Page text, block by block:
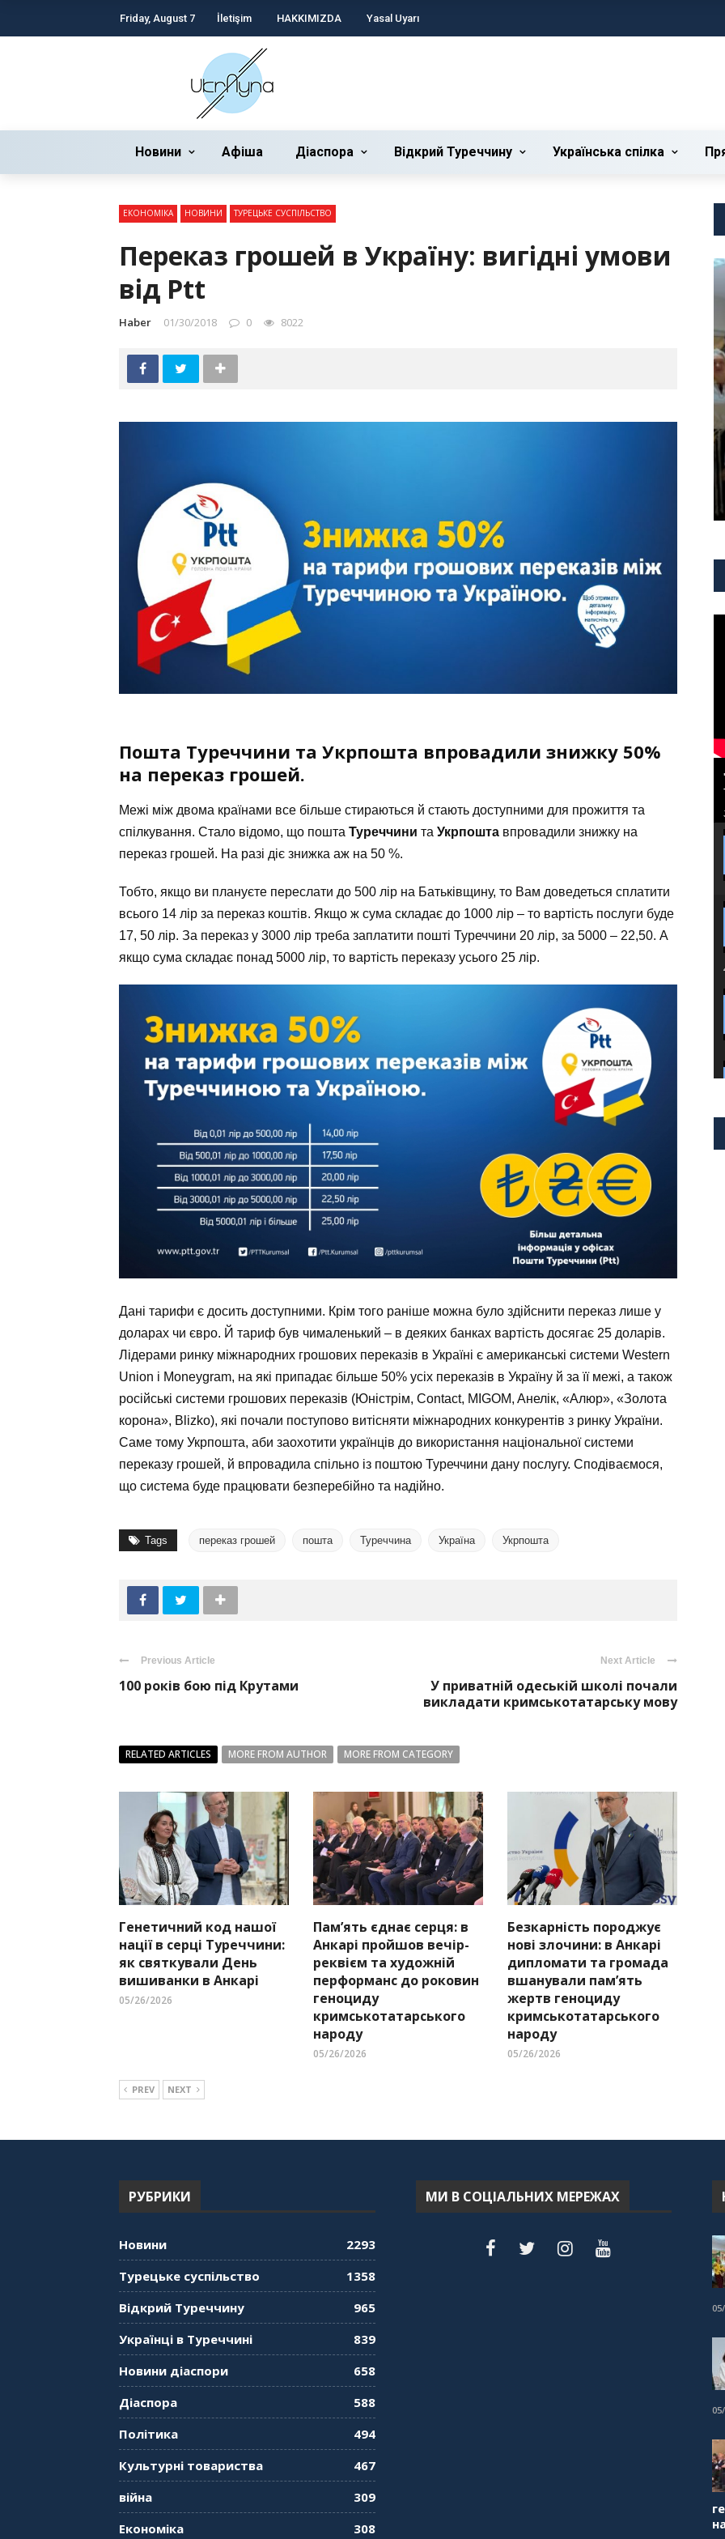
Friday, August 7 İletişim HAKKIMIZDA Yasal Uyarı
Новини Афіша Діаспора Відкрий Туреччину Українська cпілка
ЕКОНОМІКА НОВИНИ ТУРЕЦЬКЕ СУСПІЛЬСТВО
Переказ грошей в Україну: вигідні умови
від Ptt
Haber 01/30/2018 0 8022
Пошта Туреччини та Укрпошта впровадили знижку 50%
на переказ грошей.
Межі між двома країнами все більше стираються й стають доступними для прожиття та
спілкування. Стало відомо, що пошта Туреччини та Укрпошта впровадили знижку на
переказ грошей. На разі діє знижка аж на 50 %.
Тобто, якщо ви плануєте переслати до 500 лір на Батьківщину, то Вам доведеться сплатити
всього 14 лір за переказ коштів. Якщо ж сума складає до 1000 лір – то вартість послуги буде
17, 50 лір. За переказ у 3000 лір треба заплатити пошті Туреччини 20 лір, за 5000 – 22,50. А
якщо сума складає понад 5000 лір, то вартість переказу усього 25 лір.
Дані тарифи є досить доступними. Крім того раніше можна було здійснити переказ лише у
доларах чи євро. Й тариф був чималенький – в деяких банках вартість досягає 25 доларів.
Лідерами ринку міжнародних грошових переказів в Україні є американські системи Western
Unіon і Moneygram, на які припадає більше 50% усіх переказів в Україну й за її межі, а також
російські системи грошових переказів (Юністрім, Contact, MІGOM, Aнелік, «Алюр», «Золота
корона», Blіzko), які почали поступово витісняти міжнародних конкурентів з ринку України.
Саме тому Укрпошта, аби заохотити українців до використання національної системи
переказу грошей, й впровадила спільно із поштою Туреччини дану послугу. Сподіваємося,
що система буде працювати безперебійно та надійно.
Tags переказ грошей пошта Туреччина Україна Укрпошта
Previous Article
100 років бою під Крутами
Next Article
У приватній одеській школі почали
викладати кримськотатарську мову
RELATED ARTICLES MORE FROM AUTHOR MORE FROM CATEGORY
Генетичний код нашої
нації в серці Туреччини:
як святкували День
вишиванки в Анкарі
05/26/2026
Пам’ять єднає серця: в
Анкарі пройшов вечір-
реквієм та художній
перформанс до роковин
геноциду
кримськотатарського
народу
05/26/2026
Безкарність породжує
нові злочини: в Анкарі
дипломати та громада
вшанували пам’ять
жертв геноциду
кримськотатарського
народу
05/26/2026
PREV NEXT
РУБРИКИ
Новини
2293
Турецьке суспільство
1358
Відкрий Туреччину
965
Українці в Туреччині
839
Новини діаспори
658
Діаспора
588
Політика
494
Культурні товариства
467
війна
309
Економіка
308
МИ В СОЦІАЛЬНИХ МЕРЕЖАХ